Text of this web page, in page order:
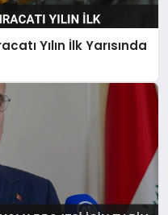
Yılın İlk Yarısında